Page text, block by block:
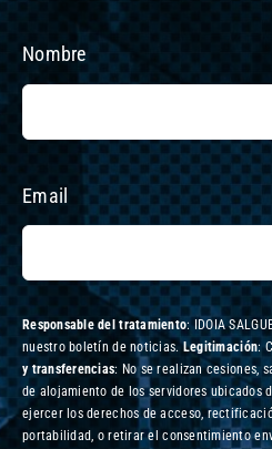
Nombre
Email
Responsable del tratamiento: IDOIA
nuestro boletín de noticias.Legitimación:
y transferencias: No se realizan cesiones,
de alojamiento de los servidores ubicados
ejercer los derechos de acceso,
portabilidad, o retirar el consentimiento